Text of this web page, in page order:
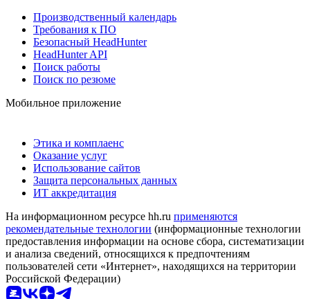
Производственный календарь
Требования к ПО
Безопасный HeadHunter
HeadHunter API
Поиск работы
Поиск по резюме
Мобильное приложение
Этика и комплаенс
Оказание услуг
Использование сайтов
Защита персональных данных
ИТ аккредитация
На информационном ресурсе hh.ru применяются
рекомендательные технологии (информационные технологии
предоставления информации на основе сбора, систематизации
и анализа сведений, относящихся к предпочтениям
пользователей сети «Интернет», находящихся на территории
Российской Федерации)